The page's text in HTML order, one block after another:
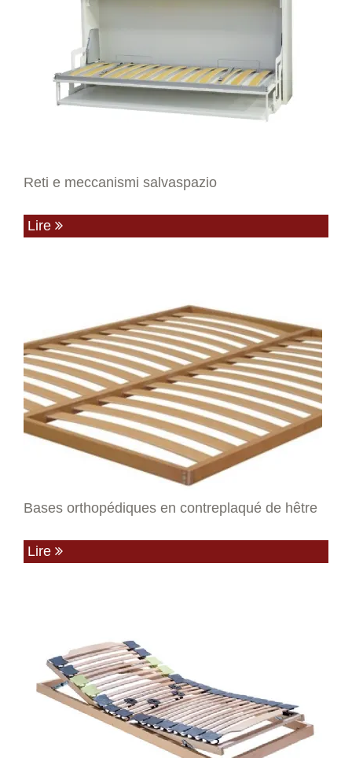
Reti e meccanismi salvaspazio
Lire
Bases orthopédiques en contreplaqué de hêtre
Lire